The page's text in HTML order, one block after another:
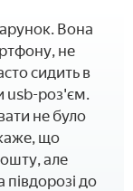
Вона
не
сидить в
usb-роз'єм.
не було
що
але
до